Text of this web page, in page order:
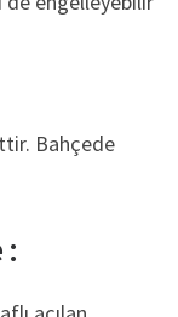
Bahçede
: